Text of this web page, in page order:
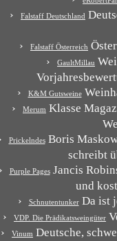
Falstaff Deutschland
Falstaff Österreich
GaultMillau
K&M Gutsweine
Merum Klasse
PrickelndesBoris
schreibt
Purple PagesJancis
und
SchnutentunkerDa ist
VDP. Die Prädikatsweingüter
Vinum Deutsche,